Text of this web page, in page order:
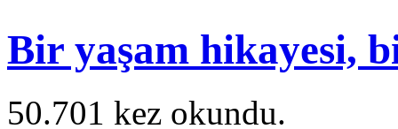
Bir yaşam hikayesi,
50.701 kez okundu.